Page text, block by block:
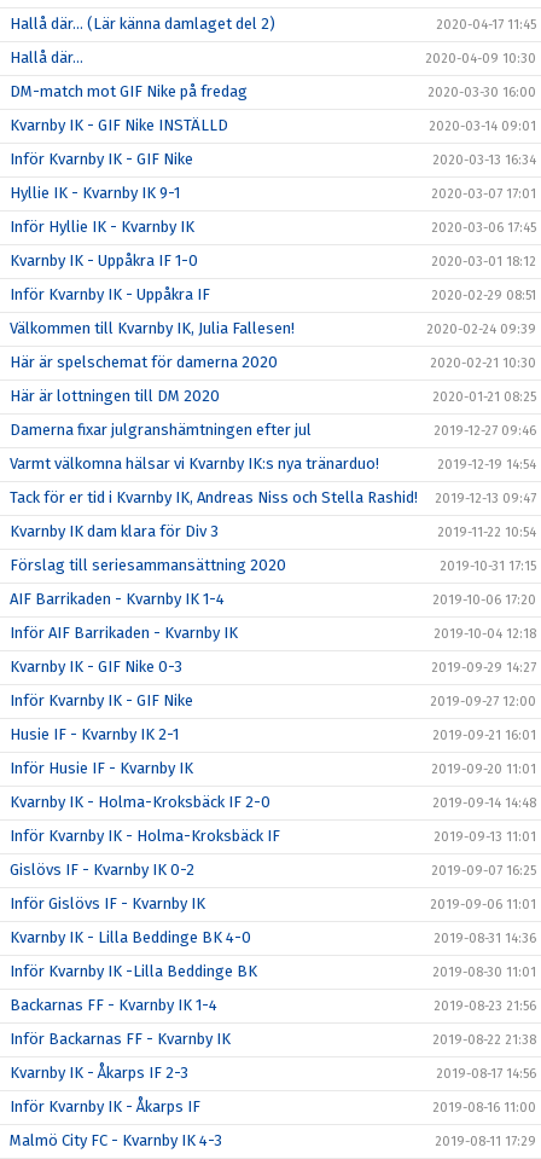
Hallå där… (Lär känna damlaget del 2) 2020-04-17 11:45
Hallå där… 2020-04-09 10:30
DM-match mot GIF Nike på fredag 2020-03-30 16:00
Kvarnby IK - GIF Nike INSTÄLLD 2020-03-14 09:01
Inför Kvarnby IK - GIF Nike 2020-03-13 16:34
Hyllie IK - Kvarnby IK 9-1 2020-03-07 17:01
Inför Hyllie IK - Kvarnby IK 2020-03-06 17:45
Kvarnby IK - Uppåkra IF 1-0 2020-03-01 18:12
Inför Kvarnby IK - Uppåkra IF 2020-02-29 08:51
Välkommen till Kvarnby IK, Julia Fallesen! 2020-02-24 09:39
Här är spelschemat för damerna 2020 2020-02-21 10:30
Här är lottningen till DM 2020 2020-01-21 08:25
Damerna fixar julgranshämtningen efter jul 2019-12-27 09:46
Varmt välkomna hälsar vi Kvarnby IK:s nya tränarduo! 2019-12-19 14:54
Tack för er tid i Kvarnby IK, Andreas Niss och Stella Rashid! 2019-12-13 09:47
Kvarnby IK dam klara för Div 3 2019-11-22 10:54
Förslag till seriesammansättning 2020 2019-10-31 17:15
AIF Barrikaden - Kvarnby IK 1-4 2019-10-06 17:20
Inför AIF Barrikaden - Kvarnby IK 2019-10-04 12:18
Kvarnby IK - GIF Nike 0-3 2019-09-29 14:27
Inför Kvarnby IK - GIF Nike 2019-09-27 12:00
Husie IF - Kvarnby IK 2-1 2019-09-21 16:01
Inför Husie IF - Kvarnby IK 2019-09-20 11:01
Kvarnby IK - Holma-Kroksbäck IF 2-0 2019-09-14 14:48
Inför Kvarnby IK - Holma-Kroksbäck IF 2019-09-13 11:01
Gislövs IF - Kvarnby IK 0-2 2019-09-07 16:25
Inför Gislövs IF - Kvarnby IK 2019-09-06 11:01
Kvarnby IK - Lilla Beddinge BK 4-0 2019-08-31 14:36
Inför Kvarnby IK -Lilla Beddinge BK 2019-08-30 11:01
Backarnas FF - Kvarnby IK 1-4 2019-08-23 21:56
Inför Backarnas FF - Kvarnby IK 2019-08-22 21:38
Kvarnby IK - Åkarps IF 2-3 2019-08-17 14:56
Inför Kvarnby IK - Åkarps IF 2019-08-16 11:00
Malmö City FC - Kvarnby IK 4-3 2019-08-11 17:29